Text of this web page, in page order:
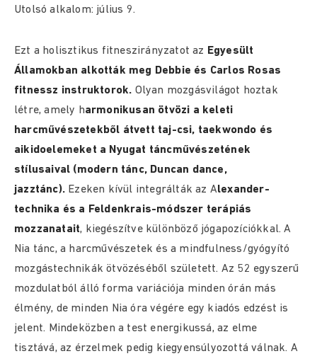
Utolsó alkalom: július 9.
Ezt a holisztikus fitneszirányzatot az Egyesült
Államokban alkották meg Debbie és Carlos Rosas
fitnessz instruktorok. Olyan mozgásvilágot hoztak
létre, amely harmonikusan ötvözi a keleti
harcművészetekből átvett taj-csi, taekwondo és
aikidoelemeket a Nyugat táncművészetének
stílusaival (modern tánc, Duncan dance,
jazztánc). Ezeken kívül integrálták az Alexander-
technika és a Feldenkrais-módszer terápiás
mozzanatait, kiegészítve különböző jógapozíciókkal. A
Nia tánc, a harcművészetek és a mindfulness/gyógyító
mozgástechnikák ötvözéséből született. Az 52 egyszerű
mozdulatból álló forma variációja minden órán más
élmény, de minden Nia óra végére egy kiadós edzést is
jelent. Mindeközben a test energikussá, az elme
tisztává, az érzelmek pedig kiegyensúlyozottá válnak. A